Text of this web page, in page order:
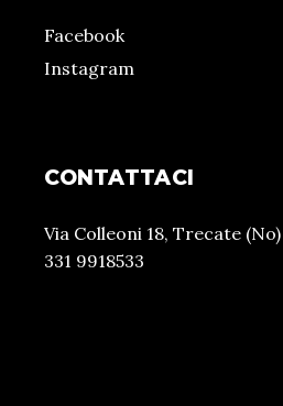
Facebook
Instagram
CONTATTACI
Via Colleoni 18, Trecate (No)
331 9918533